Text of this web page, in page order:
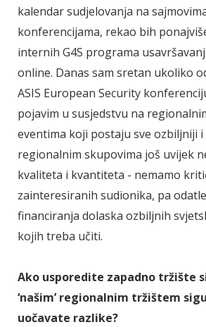
kalendar sudjelovanja na
konferencijama, rekao bih
internih G4S programa
online. Danas sam sretan ukoliko
ASIS European Security
pojavim u susjedstvu na
eventima koji postaju sve ozbiljniji i
regionalnim skupovima još uvijek
kvaliteta i kvantiteta - nemamo
zainteresiranih sudionika, pa
financiranja dolaska ozbiljnih
kojih treba učiti.
Ako usporedite zapadno tržište
‘našim’ regionalnim tržištem
uočavate razlike?